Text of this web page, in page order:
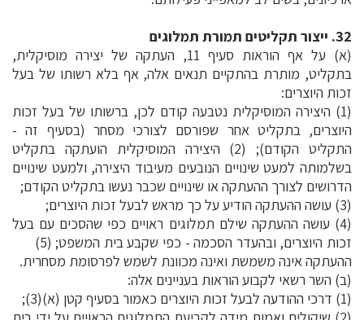
32. ייצור תקליטים תמורת תמלוגים
(א) על אף הוראות סעיף 11, העתקה של יצירה מוסיקלית,
בתקליט, מותרת בהתקיים תנאים אלה, אף בלא רשותו של בעל
זכות היוצרים:
(1) היצירה המוסיקלית נטבעה קודם לכן, ברשותו של בעל זכות
היוצרים, בתקליט אחר שפורסם לצורכי מסחר (בסעיף זה -
התקליט הקודם); (2) היצירה המוסיקלית הועתקה בתקליט
בשלמותה למעט שינויים הנובעים מעיבוד היצירה, ולמעט שינויים
הדרושים לצורך ההעתקה או שינויים שכבר נעשו בתקליט הקודם;
(3) עושה ההעתקה הודיע על כך מראש לבעל זכות היוצרים;
(4) עושה ההעתקה שילם תמלוגים ראויים כפי שהסכים עם בעל
זכות היוצרים, ובהעדר הסכמה - כפי שקבע בית המשפט; (5)
ההעתקה אינה משמשת ואינה מכוונת לשמש לפרסומת מסחרית.
(ב) השר רשאי לקבוע הוראות בעניינים אלה:
(1) דרכי ההודעה לבעל זכות היוצרים כאמור בסעיף קטן (א)(3);